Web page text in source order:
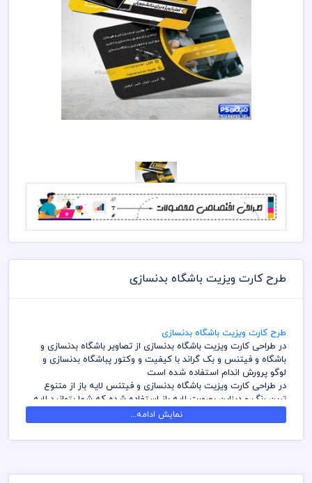
طرح کارت ویزیت باشگاه بدنسازی
طرح کارت ویزیت باشگاه بدنسازی
در طراحی کارت ویزیت باشگاه بدنسازی از تصاویر باشگاه بدنسازی و
باشگاه و فیتنس و بک گراند با کیفیت و وکتور پباشگاه بدنسازی و
لوگو پرورش اندام استفاده شده است
در طراحی کارت ویزیت باشگاه بدنسازی و فیتنس لایه باز از متنوع
ترین رنگ و دیزاین بصورت لایه باز استفاده شده که شما بتوانید لایه
های مختلف کارت ویزیت را به سلیقه ویرایش و استفاده نمائید
در طراحی کارت ویزیت میهن پی اس دی از تصاویر و وکتورهای
باکیفیت استفاده شده است برای استفاده و چاپ رعایت نکات زیر
نمایش ادامه...